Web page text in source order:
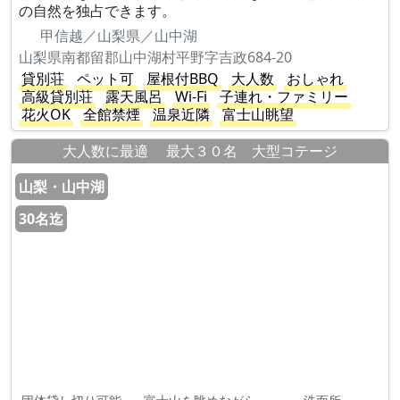
の自然を独占できます。
甲信越／山梨県／山中湖
山梨県南都留郡山中湖村平野字吉政684-20
貸別荘
ペット可 屋根付BBQ 大人数
おしゃれ
高級貸別荘
露天風呂 Wi-Fi
子連れ・ファミリー
花火OK
全館禁煙 温泉近隣
富士山眺望
大人数に最適 最大３０名 大型コテージ
山梨・山中湖
30名迄